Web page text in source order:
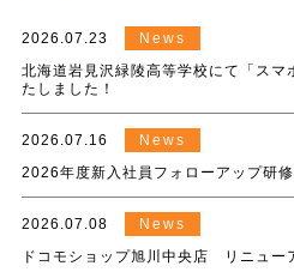
2026.07.23
News
北海道岩見沢緑陵高等学校にて「ス
たしました！
2026.07.16
News
2026年度新入社員フォローアップ研修
2026.07.08
News
ドコモショップ旭川中央店 リニュー